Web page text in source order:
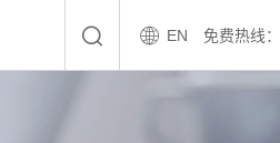
免费热线：
EN